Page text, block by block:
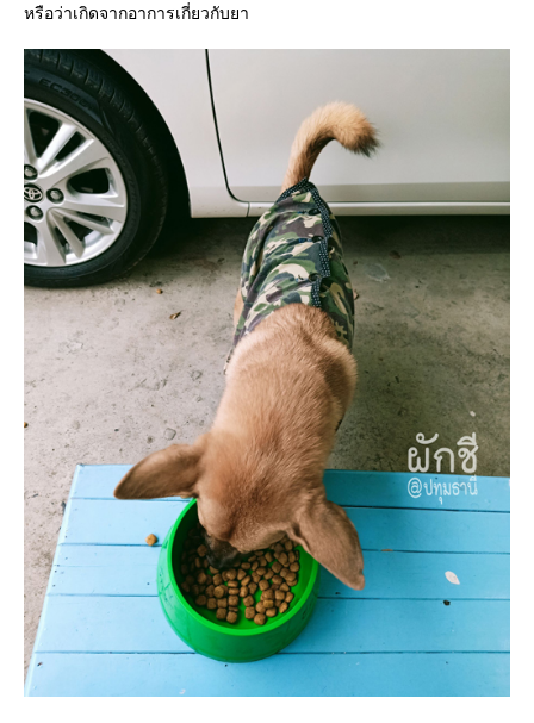
หรือว่าเกิดจากอาการเกี่ยวกับยา